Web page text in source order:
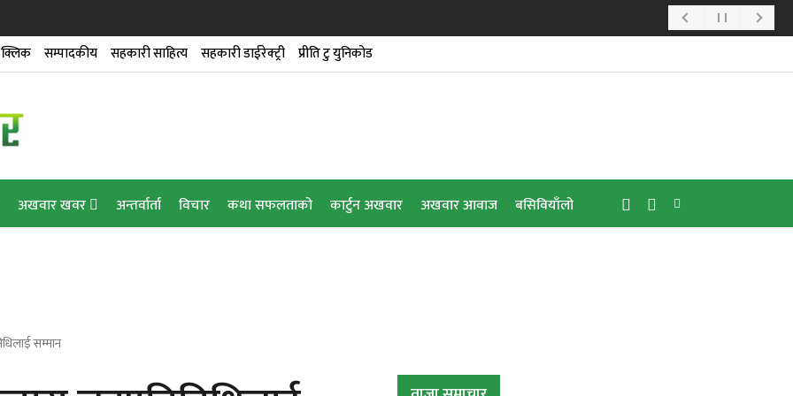
गृहको उद्घाटन
यात्राकार्ड सेवा
तालिम दिने
सम्पादकीय सहकारी साहित्य सहकारी डाईरेक्ट्री प्रीति टु युनिकोड
अखवार खवर अन्तर्वार्ता विचार कथा सफलताको कार्टुन अखवार अखवार आवाज बसिवियाँलो
सम्मान